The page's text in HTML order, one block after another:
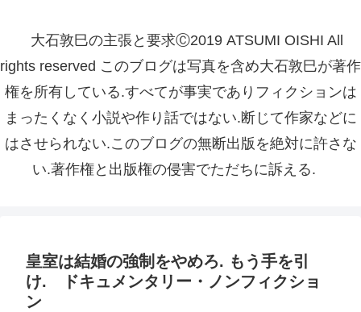
大石敦巳の主張と要求Ⓒ2019 ATSUMI OISHI All
rights reserved このブログは写真を含め大石敦巳が著作
権を所有している.すべてが事実でありフィクションは
まったくなく小説や作り話ではない.断じて作家などに
はさせられない.このブログの無断出版を絶対に許さな
い.著作権と出版権の侵害でただちに訴える.
皇室は結婚の強制をやめろ. もう手を引
け. ドキュメンタリー・ノンフィクショ
ン